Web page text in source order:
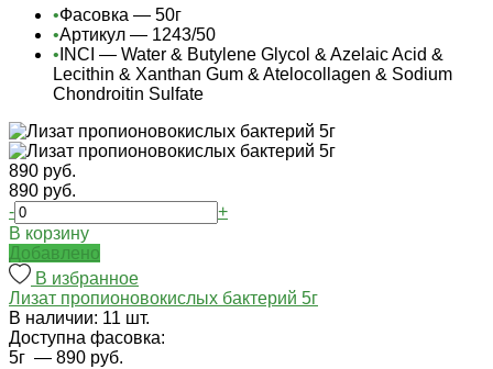
•Фасовка — 50г
•Артикул — 1243/50
• INCI — Water & Butylene Glycol & Azelaic Acid &
Lecithin & Xanthan Gum & Atelocollagen & Sodium
Chondroitin Sulfate
890 руб.
890 руб.
-
+
В корзину
Добавлено
В избранное
Лизат пропионовокислых бактерий 5г
В наличии: 11 шт.
Доступна фасовка:
5г — 890 руб.